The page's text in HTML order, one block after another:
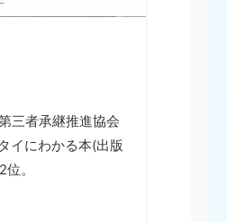
三者承継推進協会
イにわかる本(出版
。